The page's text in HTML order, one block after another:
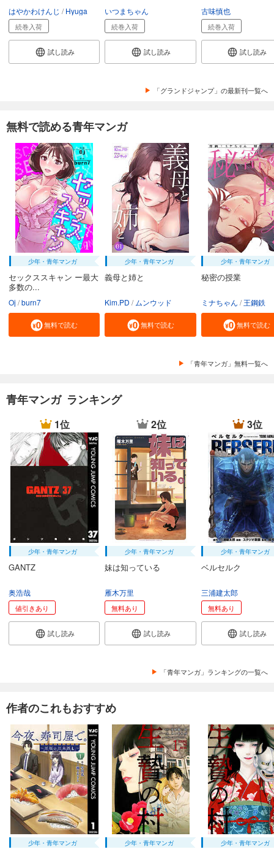
はやかわけんじ Hyuga
続巻入荷
試し読み
いつまちゃん
続巻入荷
試し読み
古味慎也
続巻入荷
試し読み
「グランドジャンプ」の最新刊一覧へ
無料で読める青年マンガ
少年・青年マンガ
セックススキャン ー最大
多数の...
Oj burn7
無料で読む
少年・青年マンガ
義母と姉と
Kim.PD ムンウッド
無料で読む
少年・青年マンガ
秘密の授業
ミナちゃん 王鋼鉄
無料で読む
「青年マンガ」無料一覧へ
青年マンガ ランキング
1位
少年・青年マンガ
GANTZ
奥浩哉
値引きあり
試し読み
2位
少年・青年マンガ
妹は知っている
雁木万里
無料あり
試し読み
3位
少年・青年マンガ
ベルセルク
三浦建太郎
無料あり
試し読み
「青年マンガ」ランキングの一覧へ
作者のこれもおすすめ
少年・青年マンガ 少年・青年マンガ 少年・青年マンガ